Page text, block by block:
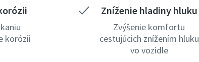
korózii
Zníženie hladiny hluku
Zvýšenie komfortu
cestujúcich znížením hluku
vo vozidle